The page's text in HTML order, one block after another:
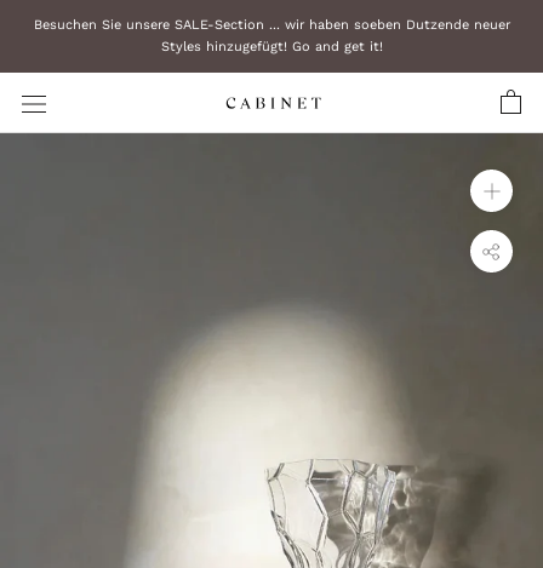
überspringen
Besuchen Sie unsere SALE-Section ... wir haben soeben Dutzende neuer
Styles hinzugefügt! Go and get it!